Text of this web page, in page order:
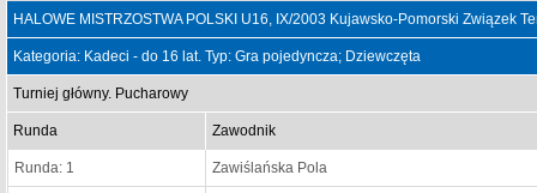
HALOWE MISTRZOSTWA POLSKI U16, IX/2003 Kujawsko-Pomorski Związek
Kategoria: Kadeci - do 16 lat. Typ: Gra pojedyncza; Dziewczęta
Turniej główny. Pucharowy
Runda Zawodnik
Runda: 1 Zawiślańska Pola